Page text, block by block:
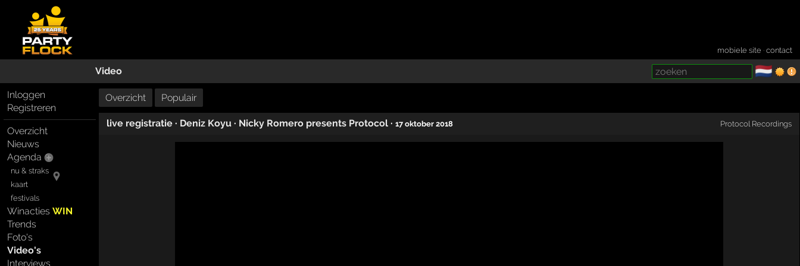
mobiele site ·contact
Video 🇳🇱
Inloggen
Registreren
Overzicht
Nieuws
Agenda
nu & straks
kaart
festivals
WinactiesWIN
Trends
Foto's
Video's
Interviews
Overzicht Populair
live registratie· Deniz Koyu· Nicky Romero presents Protocol· 17 oktober 2018 Protocol Recordings